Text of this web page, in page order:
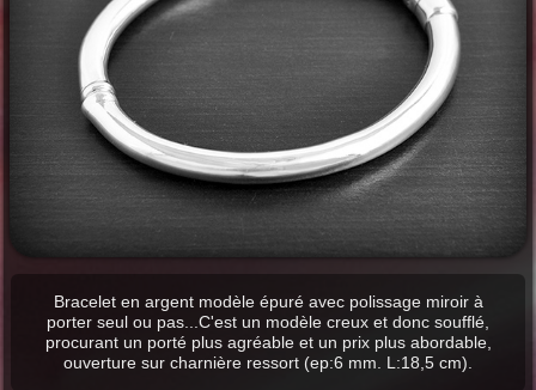
Bracelet en argent modèle épuré avec polissage miroir à
porter seul ou pas...C'est un modèle creux et donc soufflé,
procurant un porté plus agréable et un prix plus abordable,
ouverture sur charnière ressort (ep:6 mm. L:18,5 cm).